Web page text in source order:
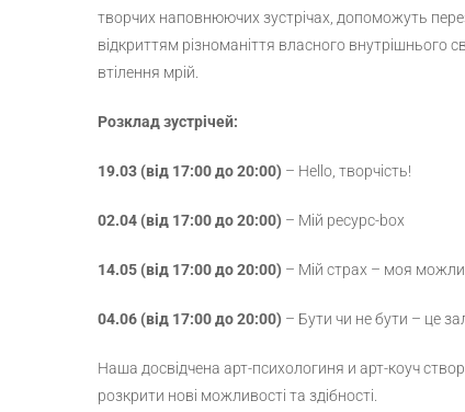
творчих наповнюючих зустрічах, допоможуть
відкриттям різноманіття власного внутрішнього
втілення мрій.
Розклад зустрічей:
19.03 (від 17:00 до 20:00) – Hello, творчість!
02.04 (від 17:00 до 20:00) – Мій ресурс-box
14.05 (від 17:00 до 20:00) – Мій страх – моя
04.06 (від 17:00 до 20:00) – Бути чи не бути – це
Нашa досвідчена арт-психологиня и арт-коуч
розкрити нові можливості та здібності.